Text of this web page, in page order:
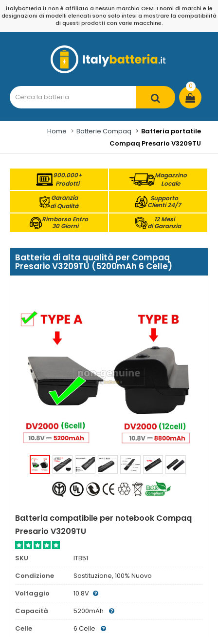
italybatteria.it non è affiliato a nessun marchio OEM. I nomi di marchi e le
designazioni di modelli elencati sono solo intesi a mostrare la compatibilità
di questi prodotti con varie macchine.
0
Home Batterie Compaq
Batteria portatile
Compaq Presario V3209TU
900.000+
Prodotti
Magazzino
Locale
Garanzia
di Qualità
Supporto
Clienti 24/7
Rimborso Entro
30 Giorni
12 Mesi
di Garanzia
Batteria di alta qualità per Compaq
Presario V3209TU (5200mAh 6 Celle)
Batteria compatibile per notebook Compaq
Presario V3209TU
SKU
ITB51
Condizione
Sostituzione, 100% Nuovo
Voltaggio
10.8V
Capacità
5200mAh
Celle
6 Celle